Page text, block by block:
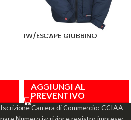
IW/ESCAPE GIUBBINO
AGGIUNGI AL
PREVENTIVO
Camera di Commercio: CCIAA
Numero iscrizione registro imprese: